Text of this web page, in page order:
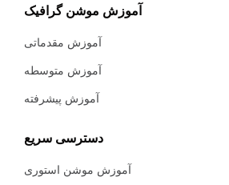
آموزش موشن گرافیک
آموزش مقدماتی
آموزش متوسطه
آموزش پیشرفته
دسترسی سریع
آموزش موشن استوری